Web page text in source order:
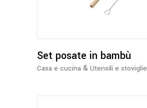
Set posate in bambù
Casa e cucina & Utensili e stoviglie